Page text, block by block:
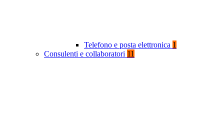
Telefono e posta elettronica 1
Consulenti e collaboratori 11